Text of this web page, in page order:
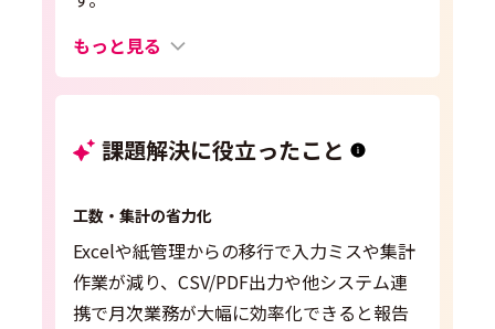
もっと見る
課題解決に役立ったこと
工数・集計の省力化
Excelや紙管理からの移行で入力ミスや集計
作業が減り、CSV/PDF出力や他システム連
携で月次業務が大幅に効率化できると報告